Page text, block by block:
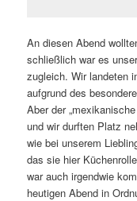
An diesen Abend
schließlich war es
zugleich. Wir landeten
aufgrund des
Aber der
und wir durften Platz
wie bei unserem
das sie hier
war auch irgendwie
heutigen Abend in